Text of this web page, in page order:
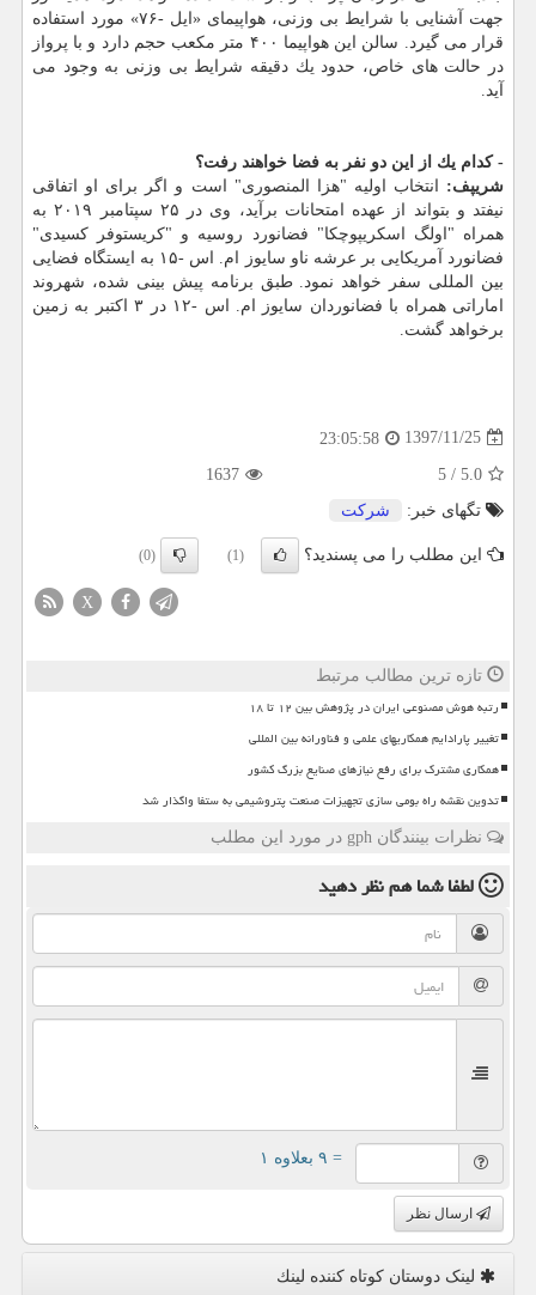
جهت آشنایی با شرایط بی وزنی، هواپیمای «ایل -۷۶» مورد استفاده
قرار می گیرد. سالن این هواپیما ۴۰۰ متر مكعب حجم دارد و با پرواز
در حالت های خاص، حدود یك دقیقه شرایط بی وزنی به وجود می
آید.
- كدام یك از این دو نفر به فضا خواهند رفت؟
شریپف:
انتخاب اولیه "هزا المنصوری" است و اگر برای او اتفاقی
نیفتد و بتواند از عهده امتحانات برآید، وی در ۲۵ سپتامبر ۲۰۱۹ به
همراه "اولگ اسكریپوچكا" فضانورد روسیه و "كریستوفر كسیدی"
فضانورد آمریكایی بر عرشه ناو سایوز ام. اس -۱۵ به ایستگاه فضایی
بین المللی سفر خواهد نمود. طبق برنامه پیش بینی شده، شهروند
اماراتی همراه با فضانوردان سایوز ام. اس -۱۲ در ۳ اكتبر به زمین
برخواهد گشت.
1397/11/25
23:05:58
5.0
/
5
1637
تگهای خبر:
شركت
این مطلب را می پسندید؟ (1)
(0)
X
تازه ترین مطالب مرتبط
رتبه هوش مصنوعی ایران در پژوهش بین ۱۲ تا ۱۸
تغییر پارادایم همکاریهای علمی و فناورانه بین المللی
همکاری مشترک برای رفع نیازهای صنایع بزرگ کشور
تدوین نقشه راه بومی سازی تجهیزات صنعت پتروشیمی به ستفا واگذار شد
نظرات بینندگان gph در مورد این مطلب
لطفا شما همنظر دهید
= ۹ بعلاوه ۱
ارسال نظر
لینک دوستان كوتاه كننده لینك